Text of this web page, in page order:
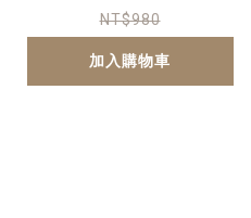
NT$980
加入購物車